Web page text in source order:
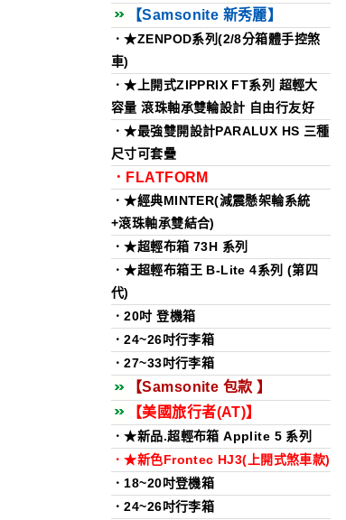
【Samsonite 新秀麗】
．★ZENPOD系列(2/8分箱體手控煞
車)
．★上開式ZIPPRIX FT系列 超輕大
容量 滾珠軸承雙輪設計 自由行友好
．★最強雙開設計PARALUX HS 三種
尺寸可套疊
．FLATFORM
．★經典MINTER(減震懸架輪系統
+滾珠軸承雙結合)
．★超輕布箱 73H 系列
．★超輕布箱王 B-Lite 4系列 (第四
代)
．20吋 登機箱
．24~26吋行李箱
．27~33吋行李箱
【Samsonite 包款 】
【美國旅行者(AT)】
．★新品.超輕布箱 Applite 5 系列
．★新色Frontec HJ3(上開式煞車款)
．18~20吋登機箱
．24~26吋行李箱